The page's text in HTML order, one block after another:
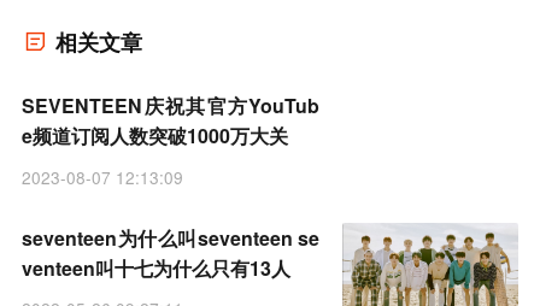
相关文章
SEVENTEEN庆祝其官方YouTub
e频道订阅人数突破1000万大关
2023-08-07 12:13:09
seventeen为什么叫seventeen se
venteen叫十七为什么只有13人